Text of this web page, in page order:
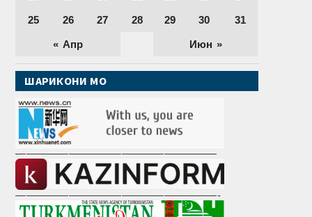
« Апр Июн »
25 26 27 28 29 30 31
ШАРИКОНИ МО
———————————————————
———————————————————-